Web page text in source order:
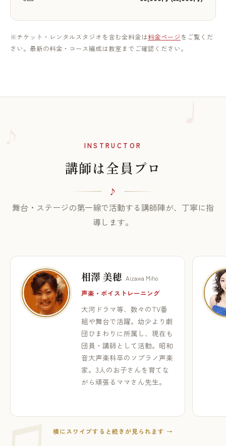
※チケット・レンタルスタジオを含む全料金は料金ページ をご覧くだ
さい。最新の料金・コース編成は教室までご確認ください。
INSTRUCTOR
講師は全員プロ
舞台・ステージの第一線で活動する講師陣が、丁寧に指
導します。
相澤 美穂 Aizawa Miho
声楽・ボイストレーニング
大河ドラマ等、数々のTV番
組や舞台で活躍。幼少より劇
団ひまわりに所属し、現在も
団員・講師として活動。昭和
音大声楽科卒のソプラノ声楽
家。3人のお子さんを育てな
がら頑張るママさん先生。
横にスワイプすると続きが見られます →